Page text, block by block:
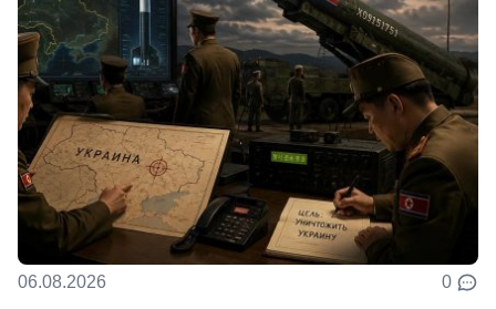
06.08.2026 0